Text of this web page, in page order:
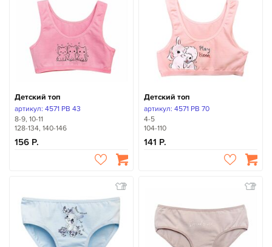
Детский топ
артикул: 4571 PB 43
8-9, 10-11
128-134, 140-146
156
Детский топ
артикул: 4571 PB 70
4-5
104-110
141